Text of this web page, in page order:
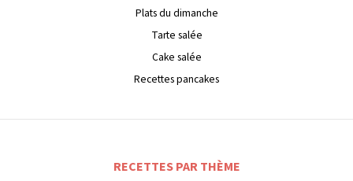
Plats du dimanche
Tarte salée
Cake salée
Recettes pancakes
RECETTES PAR THÈME